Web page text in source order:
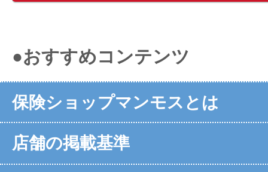
●おすすめコンテンツ
保険ショップマンモスとは
店舗の掲載基準